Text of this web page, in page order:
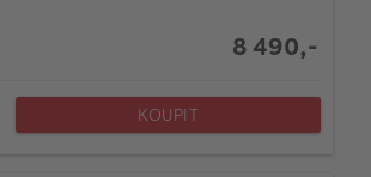
8 490,-
KOUPIT